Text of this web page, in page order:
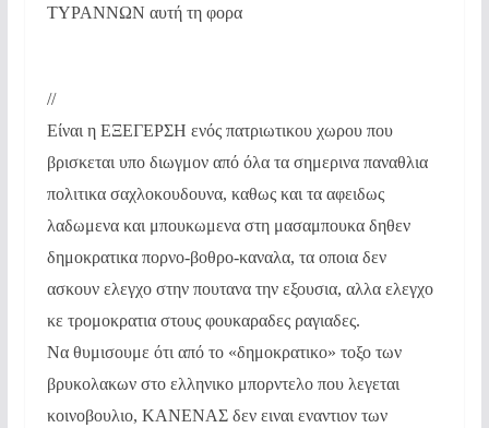
ΤΥΡΑΝΝΩΝ αυτή τη φορα
//
Είναι η ΕΞΕΓΕΡΣΗ ενός πατριωτικου χωρου που
βρισκεται υπο διωγμον από όλα τα σημερινα παναθλια
πολιτικα σαχλοκουδουνα, καθως και τα αφειδως
λαδωμενα και μπουκωμενα στη μασαμπουκα δηθεν
δημοκρατικα πορνο-βοθρο-καναλα, τα οποια δεν
ασκουν ελεγχο στην πουτανα την εξουσια, αλλα ελεγχο
κε τρομοκρατια στους φουκαραδες ραγιαδες.
Να θυμισουμε ότι από το «δημοκρατικο» τοξο των
βρυκολακων στο ελληνικο μπορντελο που λεγεται
κοινοβουλιο, ΚΑΝΕΝΑΣ δεν ειναι εναντιον των